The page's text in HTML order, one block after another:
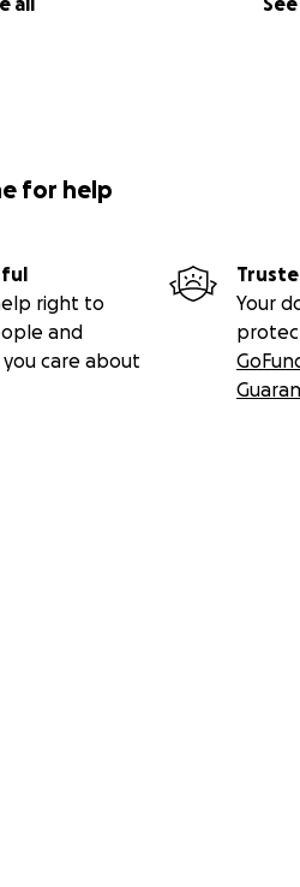
for help
right to
and
you care about
Your